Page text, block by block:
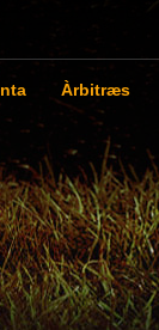
Àrbitræs